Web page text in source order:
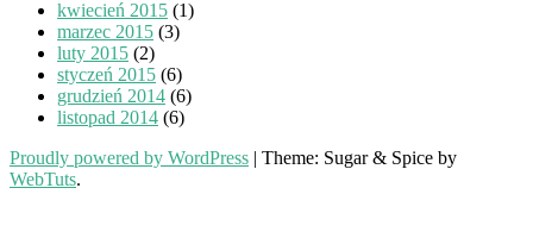
kwiecień 2015 (1)
marzec 2015 (3)
luty 2015 (2)
styczeń 2015 (6)
grudzień 2014 (6)
listopad 2014 (6)
Proudly powered by WordPress | Theme: Sugar & Spice by
WebTuts.